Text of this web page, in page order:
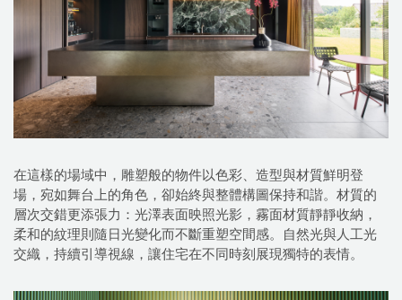
在這樣的場域中，雕塑般的物件以色彩、造型與材質鮮明登
場，宛如舞台上的角色，卻始終與整體構圖保持和諧。材質的
層次交錯更添張力：光澤表面映照光影，霧面材質靜靜收納，
柔和的紋理則隨日光變化而不斷重塑空間感。自然光與人工光
交織，持續引導視線，讓住宅在不同時刻展現獨特的表情。